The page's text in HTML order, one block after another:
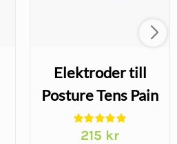
Elektroder till
Posture Tens Pain
Relief
215 kr